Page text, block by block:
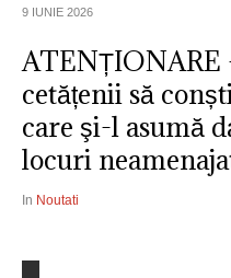
9 IUNIE 2026
ATENȚIONARE
cetățenii să
care şi-l asumă
locuri
In Noutati